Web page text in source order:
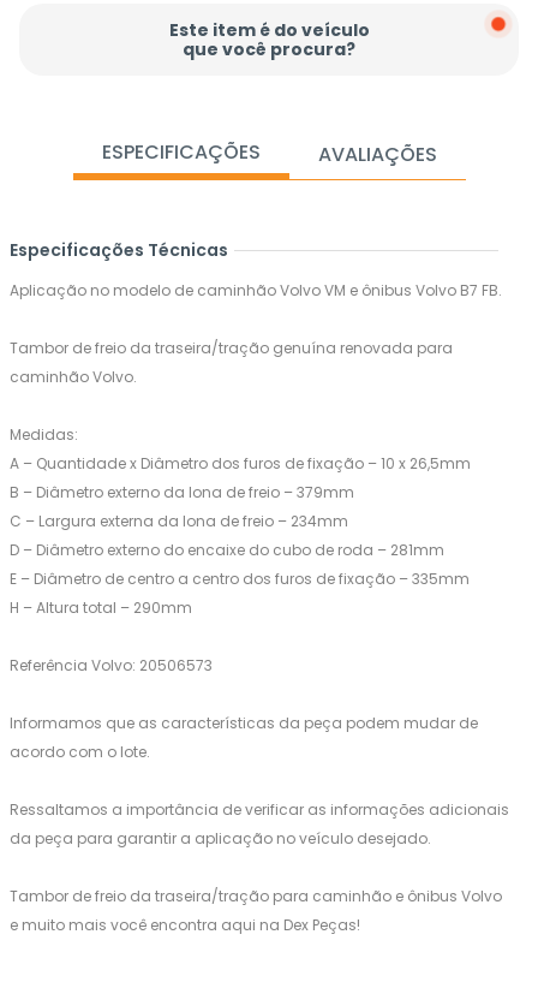
Este item é do veículo
que você procura?
ESPECIFICAÇÕES AVALIAÇÕES
Especificações Técnicas
Aplicação no modelo de caminhão Volvo VM e ônibus Volvo B7 FB.
Tambor de freio da traseira/tração genuína renovada para
caminhão Volvo.
Medidas:
A – Quantidade x Diâmetro dos furos de fixação – 10 x 26,5mm
B – Diâmetro externo da lona de freio – 379mm
C – Largura externa da lona de freio – 234mm
D – Diâmetro externo do encaixe do cubo de roda – 281mm
E – Diâmetro de centro a centro dos furos de fixação – 335mm
H – Altura total – 290mm
Referência Volvo: 20506573
Informamos que as características da peça podem mudar de
acordo com o lote.
Ressaltamos a importância de verificar as informações adicionais
da peça para garantir a aplicação no veículo desejado.
Tambor de freio da traseira/tração para caminhão e ônibus Volvo
e muito mais você encontra aqui na Dex Peças!